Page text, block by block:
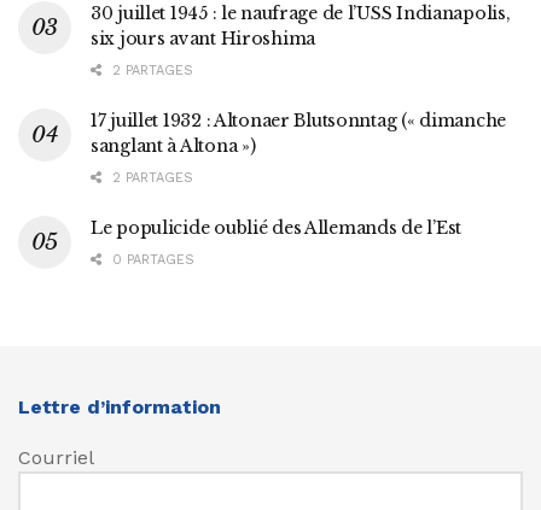
30 juillet 1945 : le naufrage de l’USS Indianapolis,
six jours avant Hiroshima
2 PARTAGES
17 juillet 1932 : Altonaer Blutsonntag (« dimanche
sanglant à Altona »)
2 PARTAGES
Le populicide oublié des Allemands de l’Est
0 PARTAGES
Lettre d’information
Courriel